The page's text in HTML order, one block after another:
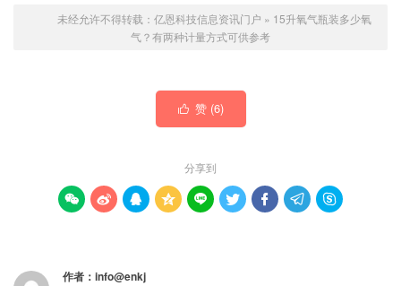
未经允许不得转载： 亿恩科技信息资讯门户 » 15升氧气瓶装多少氧
气？有两种计量方式可供参考
 赞 (6)
分享到
        
作者： info@enkj